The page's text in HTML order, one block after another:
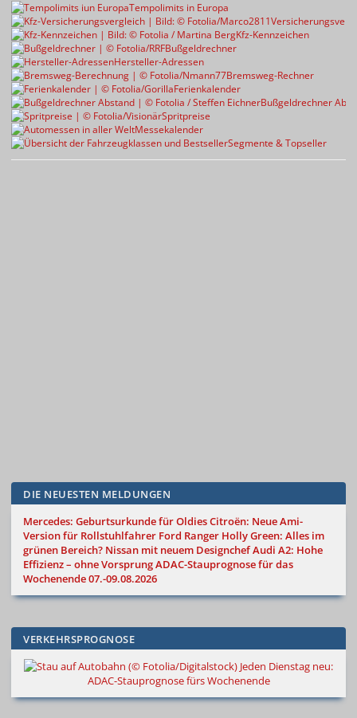
Tempolimits in Europa
Kfz-Kennzeichen
Bußgeldrechner
Hersteller-Adressen
Bremsweg-Rechner
Ferienkalender
Bußgeldrechner
Spritpreise
Messekalender
Segmente & Topseller
DIE NEUESTEN MELDUNGEN
Mercedes: Geburtsurkunde für OldiesCitroën: Neue Ami-
Version für Rollstuhlfahrer Ford Ranger Holly Green: Alles im
grünen Bereich? Nissan mit neuem DesignchefAudi A2: Hohe
Effizienz – ohne VorsprungADAC-Stauprognose für das
Wochenende 07.-09.08.2026
VERKEHRSPROGNOSE
Jeden Dienstag neu:
ADAC-Stauprognose fürs Wochenende